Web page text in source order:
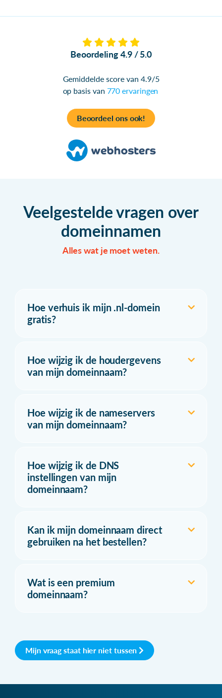
Beoordeling 4.9 / 5.0
Gemiddelde score van 4.9/5
op basis van 770 ervaringen
Beoordeel ons ook!
Veelgestelde vragen over
domeinnamen
Alles wat je moet weten.
Hoe verhuis ik mijn .nl-domein
gratis?
Hoe wijzig ik de houdergevens
van mijn domeinnaam?
Hoe wijzig ik de nameservers
van mijn domeinnaam?
Hoe wijzig ik de DNS
instellingen van mijn
domeinnaam?
Kan ik mijn domeinnaam direct
gebruiken na het bestellen?
Wat is een premium
domeinnaam?
Mijn vraag staat hier niet tussen